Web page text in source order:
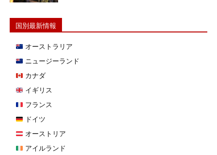
国別最新情報
オーストラリア
ニュージーランド
カナダ
イギリス
フランス
ドイツ
オーストリア
アイルランド